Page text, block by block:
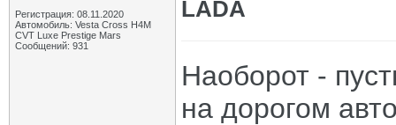
Регистрация: 08.11.2020
Автомобиль: Vesta Cross H4M
CVT Luxe Prestige Mars
Сообщений: 931
LADA
Наоборот -
на дорогом